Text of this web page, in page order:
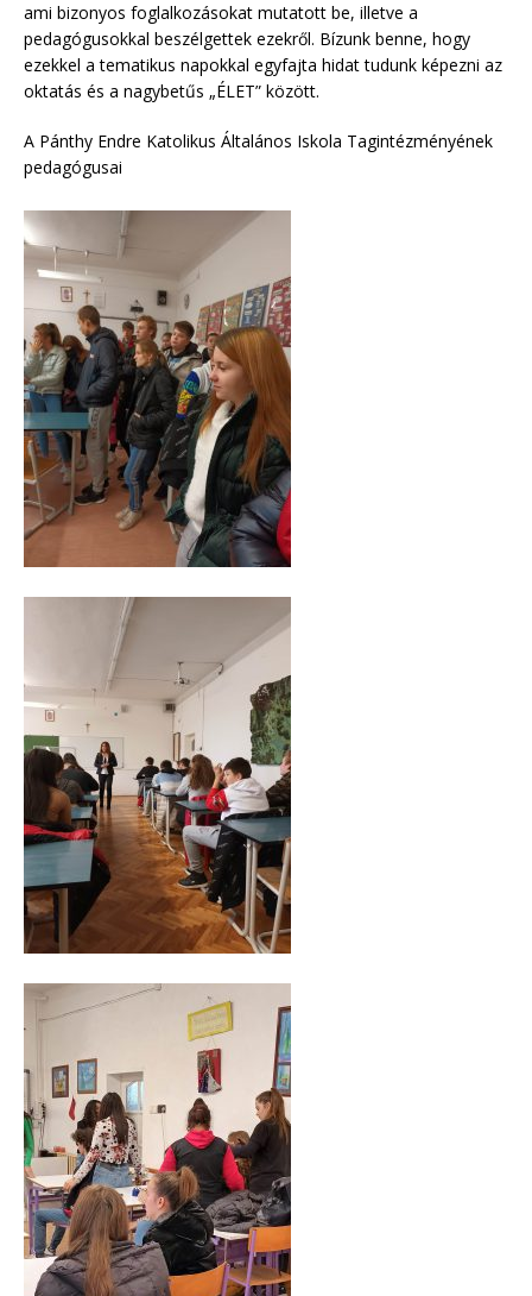
ami bizonyos foglalkozásokat mutatott be, illetve a
pedagógusokkal beszélgettek ezekről. Bízunk benne, hogy
ezekkel a tematikus napokkal egyfajta hidat tudunk képezni az
oktatás és a nagybetűs „ÉLET” között.
A Pánthy Endre Katolikus Általános Iskola Tagintézményének
pedagógusai